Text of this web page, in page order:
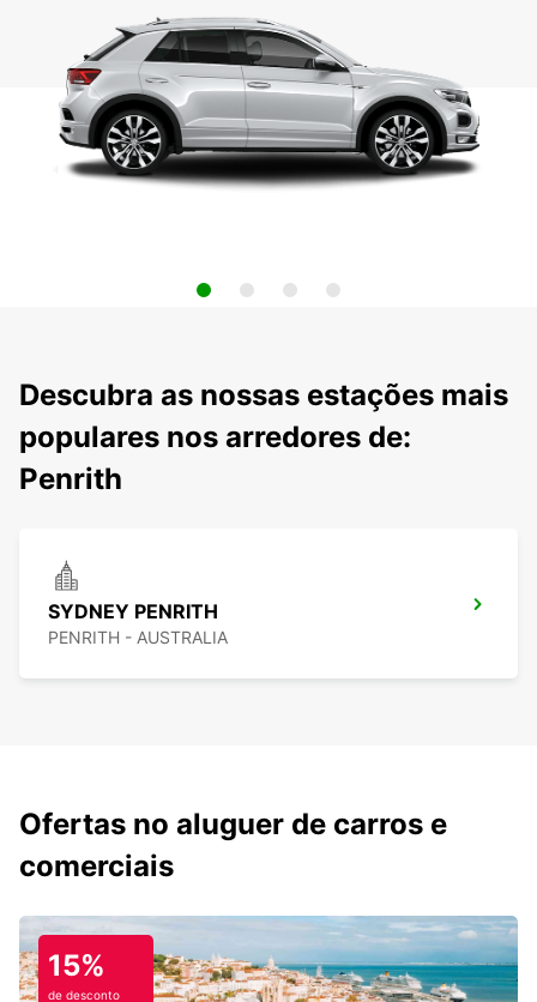
Descubra as nossas estações mais
populares nos arredores de:
Penrith
SYDNEY PENRITH
PENRITH - AUSTRALIA
Ofertas no aluguer de carros e
comerciais
15%
de desconto